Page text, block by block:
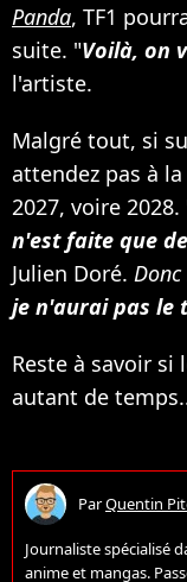
Panda, TF1
suite. "Voilà, on
l'artiste.
Malgré tout, si
attendez pas à
2027, voire 2028.
n'est faite que
Julien Doré.
je n'aurai pas le
Reste à savoir
autant de
ParQuentin
Journaliste spécialisé
anime et mangas.